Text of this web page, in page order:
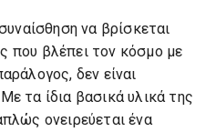
να βρίσκεται
βλέπει τον κόσμο με
δεν είναι
τα ίδια βασικά υλικά της
ονειρεύεται ένα